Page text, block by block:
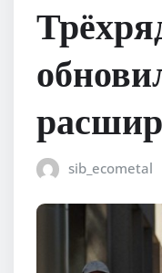
sib_ecometal